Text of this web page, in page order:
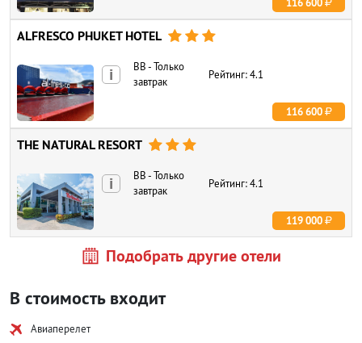
116 600
ALFRESCO PHUKET HOTEL   
Рейтинг: 4.1
BB - Только
завтрак
i
116 600
THE NATURAL RESORT   
Рейтинг: 4.1
BB - Только
завтрак
i
119 000
Подобрать другие отели
В стоимость входит
Авиаперелет